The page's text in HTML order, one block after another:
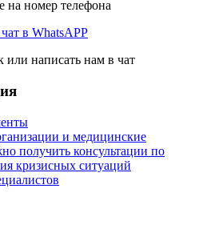
на номер телефона
или написать нам в чат
и медицинские
получить консультации по
кризисных ситуаций